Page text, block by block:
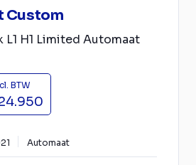
Custom
L1 H1 Limited Automaat
BTW
Automaat